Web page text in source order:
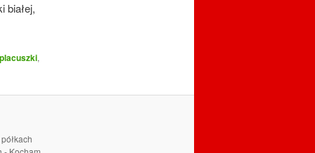
białej,
,